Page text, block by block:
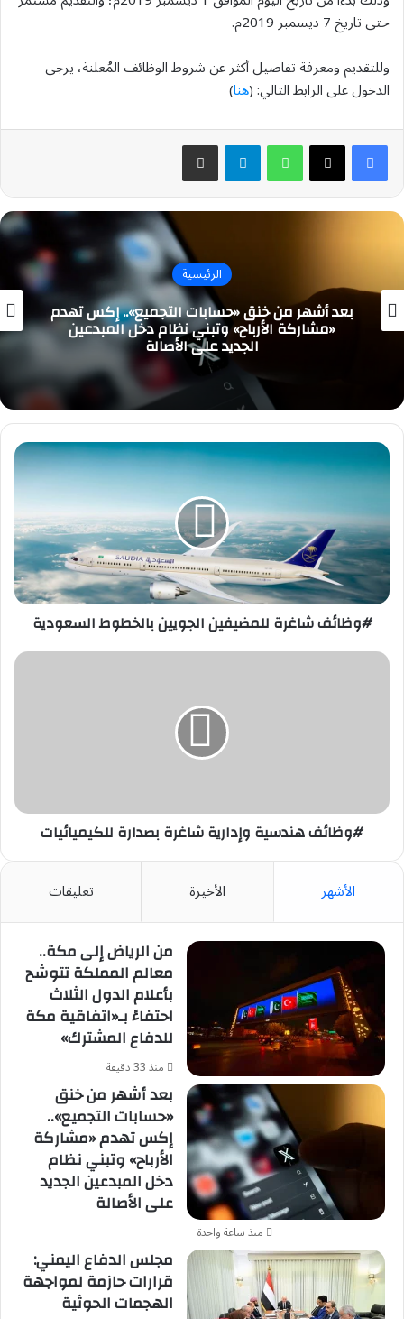
حتى تاريخ 7 ديسمبر 2019م.
وللتقديم ومعرفة تفاصيل أكثر عن شروط الوظائف المُعلنة، يرجى
الدخول على الرابط التالي: (هنا)
واتسابتيلقرام مشاركة عبر البريد
الرئيسية
بعد أشهر من خنق «حسابات التجميع».. إكس تهدم
«مشاركة الأرباح» وتبني نظام دخل المبدعين
الجديد على الأصالة
#وظائف
شاغرة
للمضيفين
الجويين
بالخطوط
السعودية
#وظائف شاغرة للمضيفين الجويين بالخطوط السعودية
#وظائف
#وظائف هندسية وإدارية شاغرة بصدارة للكيميائيات
الأشهر الأخيرة تعليقات
من الرياض إلى مكة..
معالم المملكة تتوشح
بأعلام الدول الثلاث
احتفاءً بـ«اتفاقية مكة
للدفاع المشترك»
منذ 33 دقيقة
بعد أشهر من خنق
«حسابات التجميع»..
إكس تهدم «مشاركة
الأرباح» وتبني نظام
دخل المبدعين الجديد
على الأصالة
منذ ساعة واحدة
مجلس الدفاع اليمني:
قرارات حازمة لمواجهة
الهجمات الحوثية